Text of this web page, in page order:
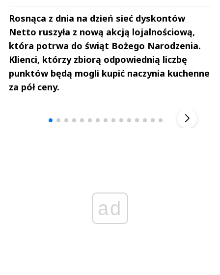
Rosnąca z dnia na dzień sieć dyskontów
Netto ruszyła z nową akcją lojalnościową,
która potrwa do świąt Bożego Narodzenia.
Klienci, którzy zbiorą odpowiednią liczbę
punktów będą mogli kupić naczynia kuchenne
za pół ceny.
ad